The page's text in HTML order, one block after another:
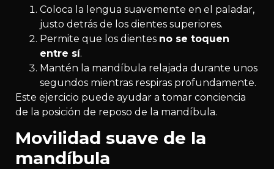
Coloca la lengua suavemente en el paladar,
justo detrás de los dientes superiores.
Permite que los dientes no se toquen
entre sí.
Mantén la mandíbula relajada durante unos
segundos mientras respiras profundamente.
Este ejercicio puede ayudar a tomar conciencia
de la posición de reposo de la mandíbula.
Movilidad suave de la
mandíbula